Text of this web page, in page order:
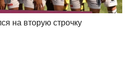
на вторую строчку